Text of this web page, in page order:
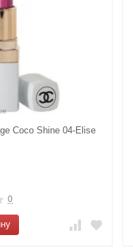
Coco Shine 04-Elise
0